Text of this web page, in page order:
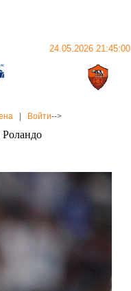
24.05.2026 21:45:00
Войти-->
Роландо